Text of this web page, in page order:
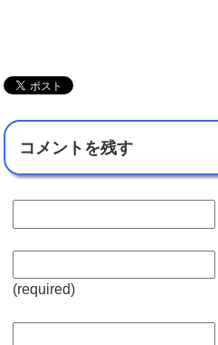
コメントを残す
(required)